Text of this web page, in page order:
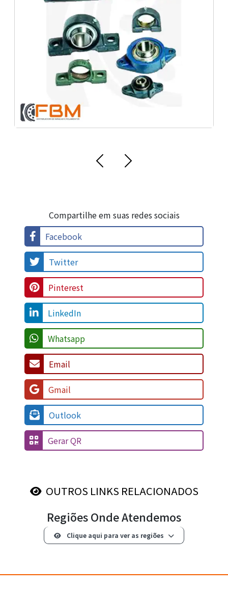
Correia transportadora para tambor
Rolamento para indústria mecânica
Compartilhe em suas redes sociais
Facebook
Twitter
Pinterest
LinkedIn
Whatsapp
Email
Gmail
Outlook
Gerar QR
OUTROS LINKS RELACIONADOS
Regiões Onde Atendemos
Clique aqui para ver as regiões